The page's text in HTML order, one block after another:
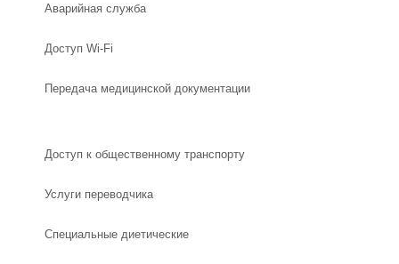
Аварийная служба
Доступ Wi-Fi
Передача медицинской документации
Доступ к общественному транспорту
Услуги переводчика
Специальные диетические